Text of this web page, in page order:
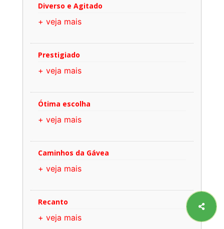
Diverso e Agitado
+ veja mais
Prestigiado
+ veja mais
Ótima escolha
+ veja mais
Caminhos da Gávea
+ veja mais
Recanto
+ veja mais